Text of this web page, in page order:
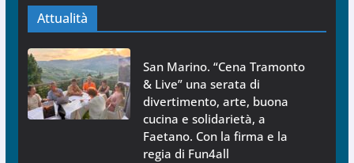
Attualità
San Marino. “Cena Tramonto
& Live” una serata di
divertimento, arte, buona
cucina e solidarietà, a
Faetano. Con la firma e la
regia di Fun4all